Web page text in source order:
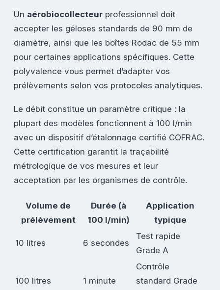
Un aérobiocollecteur professionnel doit
accepter les géloses standards de 90 mm de
diamètre, ainsi que les boîtes Rodac de 55 mm
pour certaines applications spécifiques. Cette
polyvalence vous permet d’adapter vos
prélèvements selon vos protocoles analytiques.
Le débit constitue un paramètre critique : la
plupart des modèles fonctionnent à 100 l/min
avec un dispositif d’étalonnage certifié COFRAC.
Cette certification garantit la traçabilité
métrologique de vos mesures et leur
acceptation par les organismes de contrôle.
Volume de
prélèvement
Durée (à
100 l/min)
Application
typique
10 litres 6 secondes
Test rapide
Grade A
100 litres 1 minute
Contrôle
standard Grade